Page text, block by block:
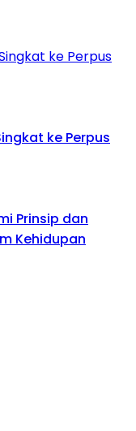
ke Perpus
Prinsip dan
Kehidupan